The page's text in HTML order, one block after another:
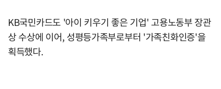
KB국민카드도 '아이 키우기 좋은 기업' 고용노동부 장관
상 수상에 이어, 성평등가족부로부터 '가족친화인증'을
획득했다.